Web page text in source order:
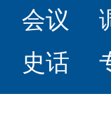
会议
史话